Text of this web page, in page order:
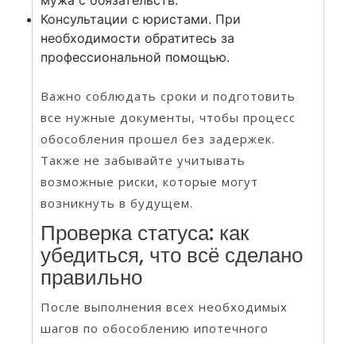
Консультации с юристами. При
необходимости обратитесь за
профессиональной помощью.
Важно соблюдать сроки и подготовить
все нужные документы, чтобы процесс
обособления прошел без задержек.
Также не забывайте учитывать
возможные риски, которые могут
возникнуть в будущем.
Проверка статуса: как
убедиться, что всё сделано
правильно
После выполнения всех необходимых
шагов по обособлению ипотечного